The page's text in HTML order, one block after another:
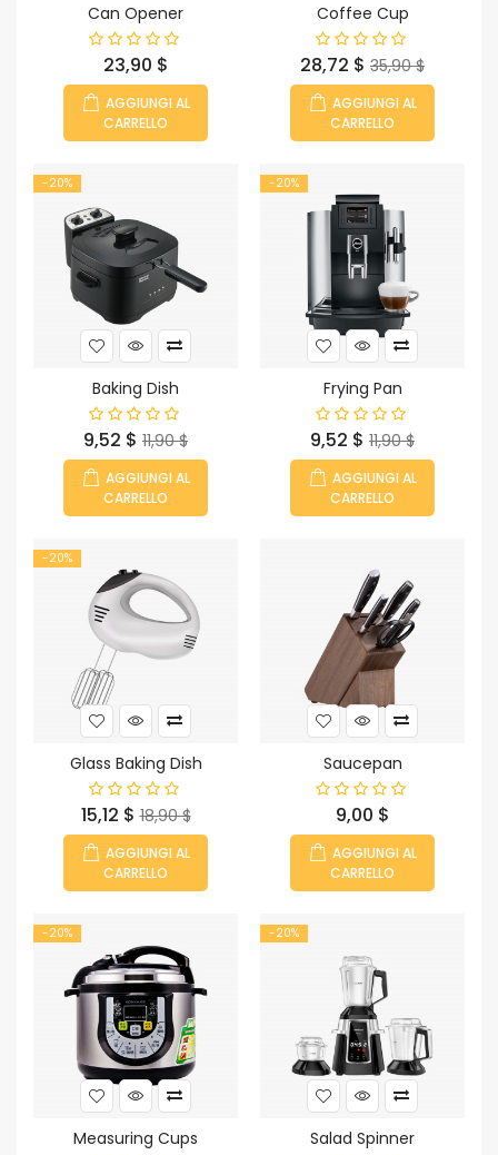
Can Opener
Prezzo
23,90 $
AGGIUNGI AL
CARRELLO
Coffee Cup
Prezzo
28,72 $ Prezzo
base
35,90 $
AGGIUNGI AL
CARRELLO
-20%
Baking Dish
Prezzo
9,52 $ Prezzo
base
11,90 $
AGGIUNGI AL
CARRELLO
-20%
Frying Pan
Prezzo
9,52 $ Prezzo
base
11,90 $
AGGIUNGI AL
CARRELLO
-20%
Glass Baking Dish
Prezzo
15,12 $ Prezzo
base
18,90 $
AGGIUNGI AL
CARRELLO
Saucepan
Prezzo
9,00 $
AGGIUNGI AL
CARRELLO
-20%
Measuring Cups
-20%
Salad Spinner